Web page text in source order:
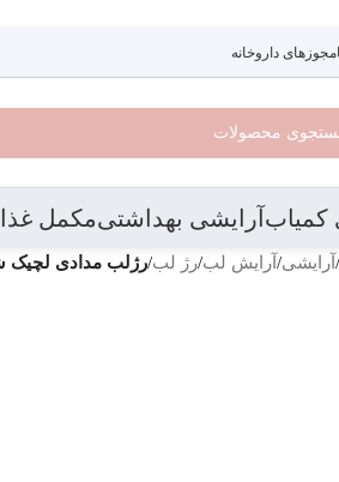
مجوزهای داروخانه
کمیاب آرایشی بهداشتیمکمل
/ آرایشی/ آرایش لب/رژ لب/رژلب مدادی لچیک